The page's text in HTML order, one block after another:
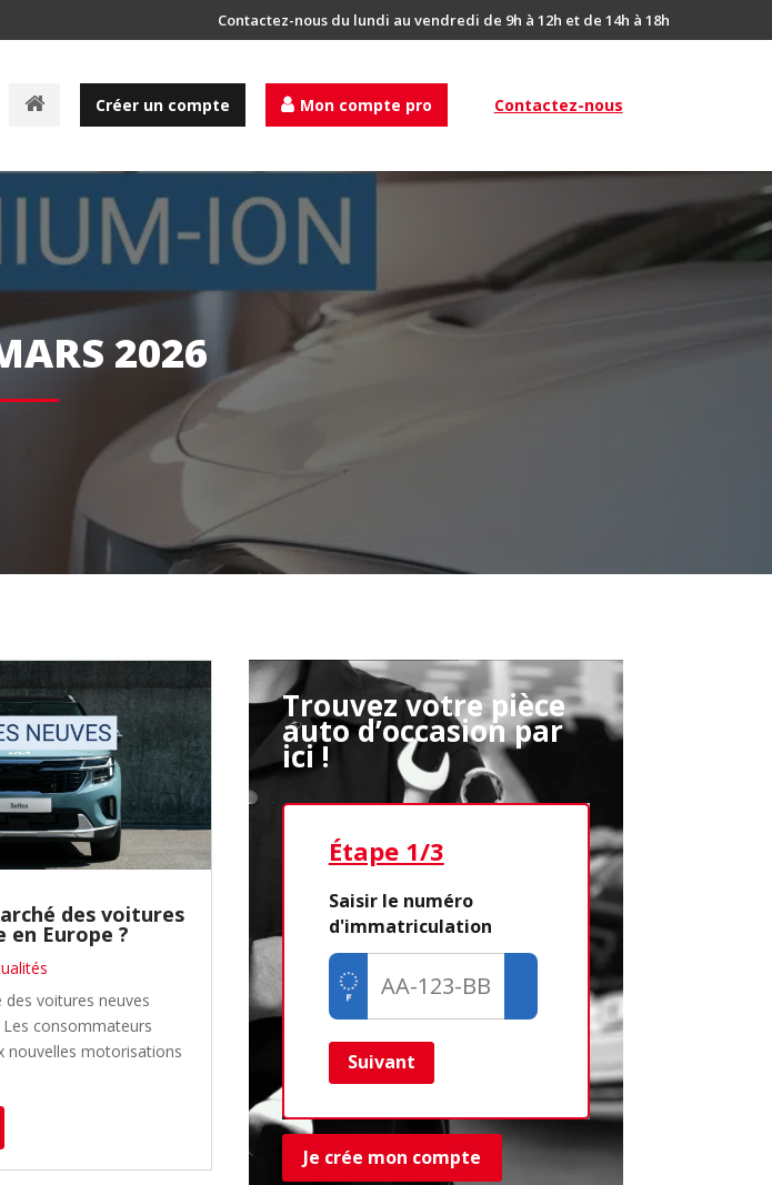
Contactez-nous du lundi au vendredi de 9h à 12h et de 14h à 18h
A
u
e
l
Créer un compte Mon compte pro Contactez-nous
2026
des voitures
en Europe ?
voitures neuves
consommateurs
nouvelles motorisations
Trouvez votre pièce
auto d’occasion par
ici !
Étape 2/3
Déjà adhérent ?
Créer un compte
Retour
Étape 1/3
Saisir le numéro
d'immatriculation
Suivant
Je crée mon compte